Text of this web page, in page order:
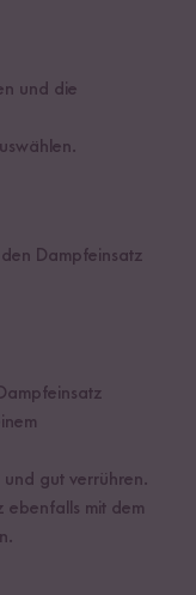
und die
Dampfeinsatz
und gut verrühren.
ebenfalls mit dem